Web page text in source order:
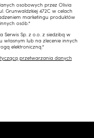
osobowych przez Olivia
Grunwaldzkiej 472C w celach
marketingu produktów
osób.*
Serwis Sp. z o.o. z siedzibą w
własnym lub na zlecenie innych
elektroniczną.*
przetwarzania danych